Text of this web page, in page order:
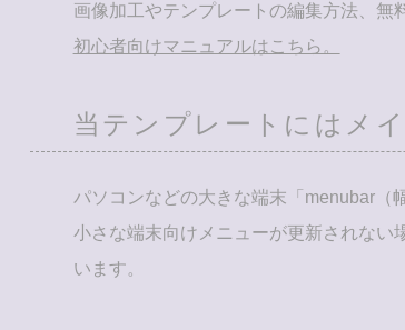
画像加工やテンプレートの編集方法、無
初心者向けマニュアルはこちら。
当テンプレートにはメ
パソコンなどの大きな端末「menubar（
小さな端末向けメニューが更新されない
います。